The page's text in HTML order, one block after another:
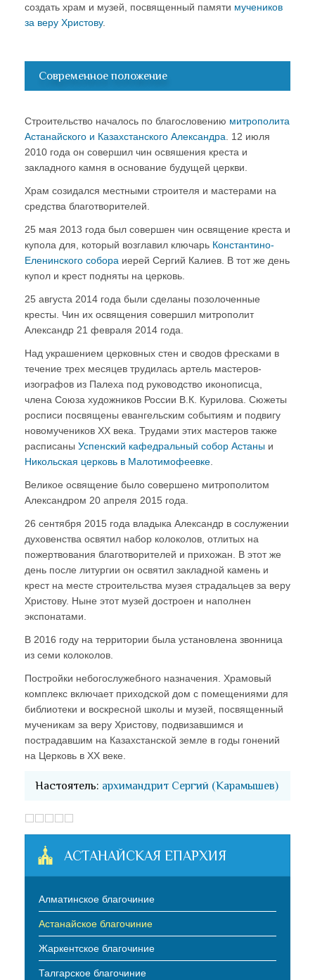
создать храм и музей, посвященный памяти мучеников
за веру Христову.
Современное положение
Строительство началось по благословению митрополита
Астанайского и Казахстанского Александра . 12 июля
2010 года он совершил чин освяшения креста и
закладного камня в основание будущей церкви.
Храм созидался местными строителя и мастерами на
средства благотворителей.
25 мая 2013 года был совершен чин освящение креста и
купола для, который возглавил ключарь Константино-
Еленинского собора иерей Сергий Калиев. В тот же день
купол и крест подняты на церковь.
25 августа 2014 года были сделаны позолоченные
кресты. Чин их освящения совершил митрополит
Александр 21 февраля 2014 года.
Над украшением церковных стен и сводов фресками в
течение трех месяцев трудилась артель мастеров-
изографов из Палеха под руководство иконописца,
члена Союза художников России В.К. Курилова. Сюжеты
росписи посвящены евангельским событиям и подвигу
новомучеников ХХ века. Трудами этих мастеров также
расписаны Успенский кафедральный собор Астаны и
Никольская церковь в Малотимофеевке
Великое освящение было совершено митрополитом
Александром 20 апреля 2015 года.
26 сентября 2015 года владыка Александр в сослужении
духовенства освятил набор колоколов, отлитых на
пожертвования благотворителей и прихожан. В этот же
день после литургии он освятил закладной камень и
крест на месте строительства музея страдальцев за веру
Христову. Ныне этот музей достроен и наполнен
экспонатами.
В 2016 году на территории была установлена звонница
из семи колоколов.
Постройки небогослужебного назначения. Храмовый
комплекс включает приходской дом с помещениями для
библиотеки и воскресной школы и музей, посвященный
мученикам за веру Христову, подвизавшимся и
пострадавшим на Казахстанской земле в годы гонений
на Церковь в ХХ веке.
Настоятель: архимандрит Сергий (Карамышев)
АСТАНАЙСКАЯ ЕПАРХИЯ
Алматинское благочиние
Астанайское благочиние
Жаркентское благочиние
Талгарское благочиние